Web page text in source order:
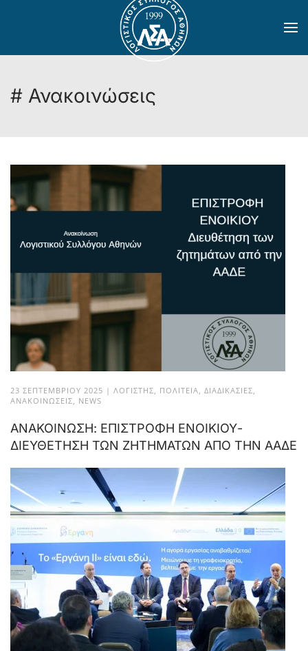
Skip to main content
# Ανακοινώσεις
23 ΣΕΠΤΕΜΒΡΊΟΥ 2025 | ΛΟΓΙΣΤΉΣ, ΠΟΛΙΤΕΊΑ, ΔΙΑΔΙΚΑΣΊΕΣ,
ΑΝΑΚΟΙΝΏΣΕΙΣ, NEWS
ΑΝΑΚΟΙΝΩΣΗ: ΕΠΙΣΤΡΟΦΗ ΕΝΟΙΚΙΟΥ-
ΔΙΕΥΘΕΤΗΣΗ ΤΩΝ ΖΗΤΗΜΑΤΩΝ ΑΠΟ ΤΗΝ ΑΑΔΕ